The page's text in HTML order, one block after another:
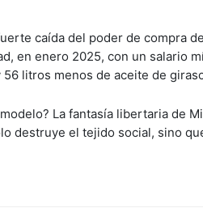
caída del poder de compra
en enero 2025, con un salario
litros menos de aceite de
La fantasía libertaria de
destruye el tejido social, sino